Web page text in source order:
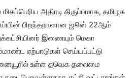
அதிரடி திருப்பமாக, தமிழக
பிறந்தநாளான ஜூன் 22ஆம்
இணையும் மெகா
ஏற்பாடுகள் செய்யப்பட்டு
உள்ள தவெக தலைமை